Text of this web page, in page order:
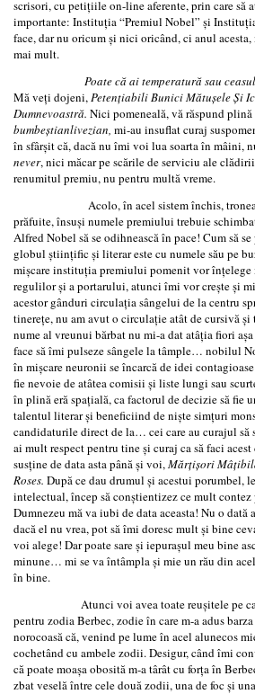
scrisori, cu petiţiile on-line aferente, prin care să
importante: Instituţia “Premiul Nobel” şi
face, dar nu oricum şi nici oricând, ci anul
mai mult.
Poate că ai temperatură sau
Mă veţi dojeni,Petenţiabili Bunici Mătuşele Şi
Dumnevoastră. Nici pomeneală, vă răspund plină
bumbeştianlivezian, mi-au insuflat curaj
în sfârşit că, dacă nu îmi voi lua soarta în mâini,
never, nici măcar pe scările de serviciu ale
renumitul premiu, nu pentru multă vreme.
Acolo, în acel sistem închis, tronează
prăfuite, însuşi numele premiului trebuie
Alfred Nobel să se odihnească în pace! Cum să
globul ştiinţific şi literar este cu numele său pe
mişcare instituţia premiului pomenit vor înţelege
regulilor şi a portarului, atunci îmi vor creşte şi
acestor gânduri circulaţia sângelui de la centru
tinereţe, nu am avut o circulaţie atât de cursivă
nume al vreunui bărbat nu mi-a dat atâţia fiori
face să îmi pulseze sângele la tâmple… nobilul
în mişcare neuronii se încarcă de idei
fie nevoie de atâtea comisii şi liste lungi sau
în plină eră spaţială, ca factorul de decizie să fie
talentul literar şi beneficiind de nişte simţuri
candidaturile direct de la… cei care au curajul să
ai mult respect pentru tine şi curaj ca să faci
susţine de data asta până şi voi,Mărţişori
Roses. După ce dau drumul şi acestui porumbel,
intelectual, încep să conştientizez ce mult contez
Dumnezeu mă va iubi de data aceasta! Nu o dată
dacă el nu vrea, pot să îmi doresc mult şi bine
voi alege! Dar poate sare şi iepuraşul meu bine
minune… mi se va întâmpla şi mie un rău din
în bine.
Atunci voi avea toate reuşitele pe care
pentru zodia Berbec, zodie în care m-a adus
norocoasă că, venind pe lume în acel alunecos
cochetând cu ambele zodii. Desigur, când îmi
că poate moaşa obosită m-a târât cu forţa în
zbat veselă între cele două zodii, una de foc şi